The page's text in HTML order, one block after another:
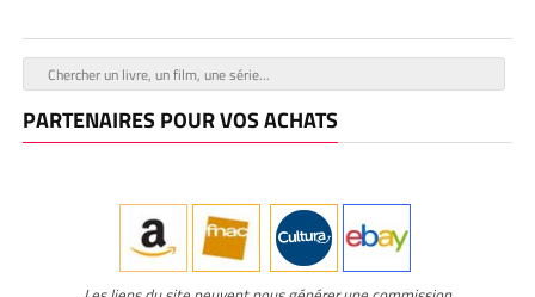
PARTENAIRES POUR VOS ACHATS